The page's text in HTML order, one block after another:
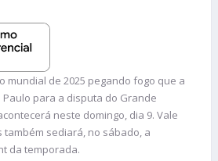
mundial de 2025 pegando fogo que a
Paulo para a disputa do Grande
neste domingo, dia 9. Vale
sediará, no sábado, a
da temporada.